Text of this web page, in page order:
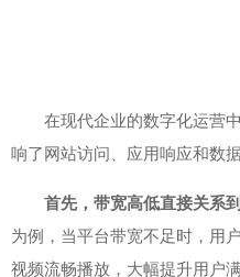
在现代企业的数字化运营
响了网站访问、应用响应和数
首先，带宽高低直接关系
为例，当平台带宽不足时，用
视频流畅播放，大幅提升用户